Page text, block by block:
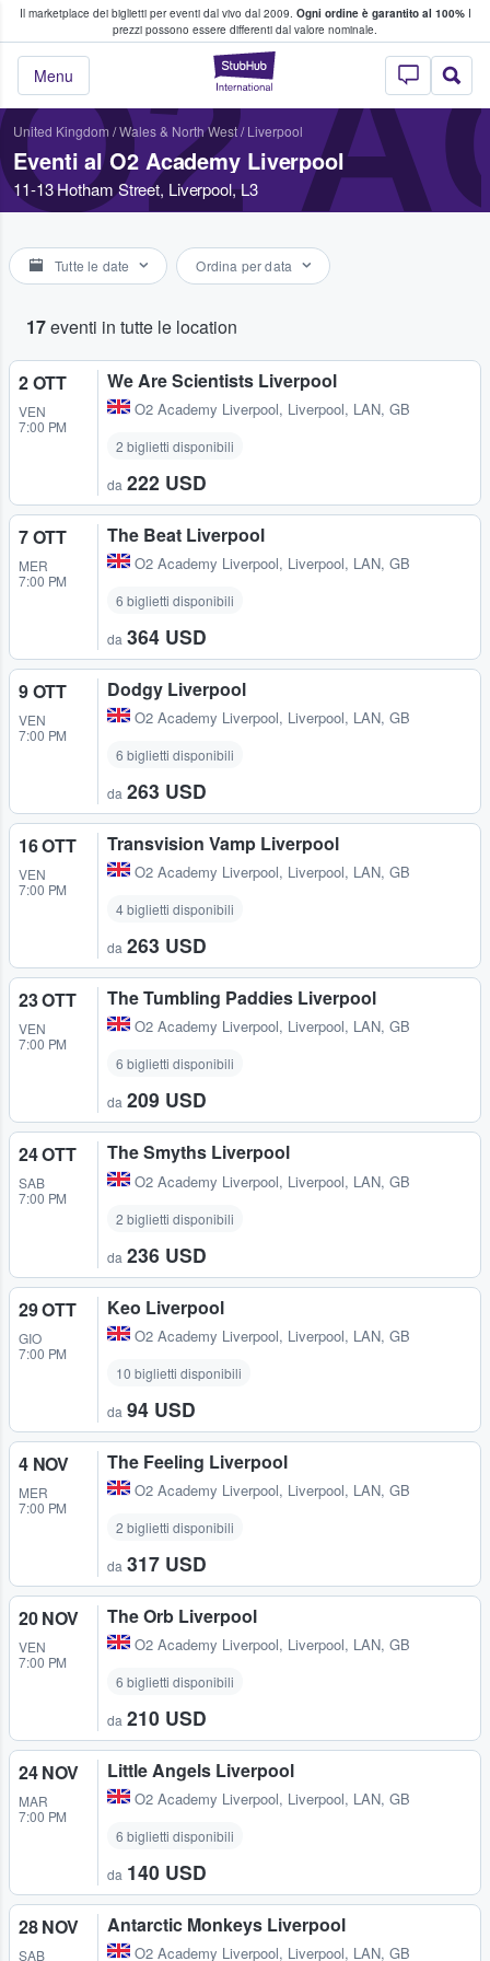
Il marketplace dei biglietti per eventi dal vivo dal 2009. Ogni ordine è garantito al 100%I
prezzi possono essere differenti dal valore nominale.
StubHub - Dove
Menu
fan comprano e vendono biglietti
United Kingdom /Wales & North West/ Liverpool
Eventi al O2 Academy Liverpool
11-13 Hotham Street, Liverpool, L3
Tutte le date Ordina per data
17eventi in tutte le location
2 OTT
VEN
7:00 PM
We Are Scientists Liverpool
O2 Academy Liverpool, Liverpool, LAN, GB
2 biglietti disponibili
da 222 USD
7 OTT
MER
7:00 PM
The Beat Liverpool
O2 Academy Liverpool, Liverpool, LAN, GB
6 biglietti disponibili
da 364 USD
9 OTT
VEN
7:00 PM
Dodgy Liverpool
O2 Academy Liverpool, Liverpool, LAN, GB
6 biglietti disponibili
da 263 USD
16 OTT
VEN
7:00 PM
Transvision Vamp Liverpool
O2 Academy Liverpool, Liverpool, LAN, GB
4 biglietti disponibili
da 263 USD
23 OTT
VEN
7:00 PM
The Tumbling Paddies Liverpool
O2 Academy Liverpool, Liverpool, LAN, GB
6 biglietti disponibili
da 209 USD
24 OTT
SAB
7:00 PM
The Smyths Liverpool
O2 Academy Liverpool, Liverpool, LAN, GB
2 biglietti disponibili
da 236 USD
29 OTT
GIO
7:00 PM
Keo Liverpool
O2 Academy Liverpool, Liverpool, LAN, GB
10 biglietti disponibili
da 94 USD
4 NOV
MER
7:00 PM
The Feeling Liverpool
O2 Academy Liverpool, Liverpool, LAN, GB
2 biglietti disponibili
da 317 USD
20 NOV
VEN
7:00 PM
The Orb Liverpool
O2 Academy Liverpool, Liverpool, LAN, GB
6 biglietti disponibili
da 210 USD
24 NOV
MAR
7:00 PM
Little Angels Liverpool
O2 Academy Liverpool, Liverpool, LAN, GB
6 biglietti disponibili
da 140 USD
28 NOV
SAB
Antarctic Monkeys Liverpool
O2 Academy Liverpool, Liverpool, LAN, GB